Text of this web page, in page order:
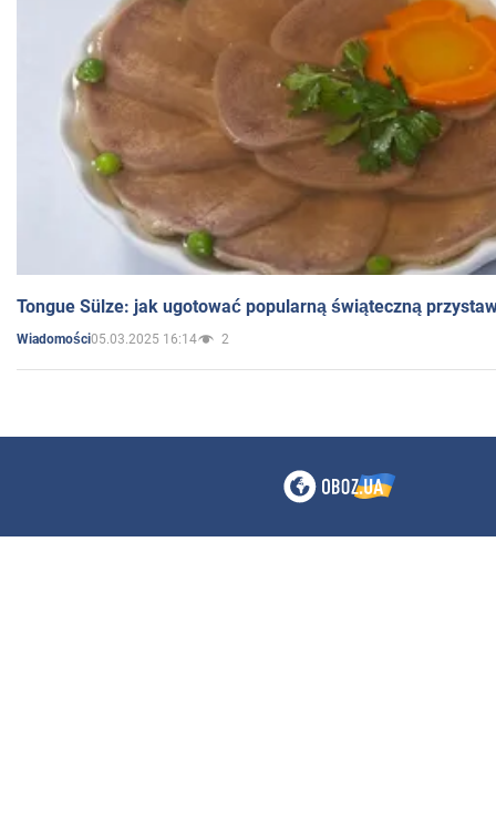
Tongue Sülze: jak ugotować popularną świąteczną
Wiadomości05.03.2025 16:14 2